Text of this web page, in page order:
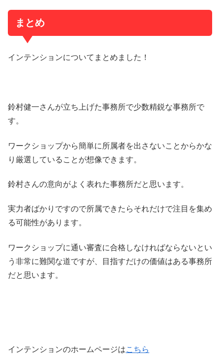
まとめ
インテンションについてまとめました！
鈴村健一さんが立ち上げた事務所で少数精鋭な事務所で
す。
ワークショップから簡単に所属者を出さないことからかな
り厳選していることが想像できます。
鈴村さんの意向がよく表れた事務所だと思います。
実力者ばかりですので所属できたらそれだけで注目を集め
る可能性があります。
ワークショップに通い審査に合格しなければならないとい
う非常に難関な道ですが、目指すだけの価値はある事務所
だと思います。
インテンションのホームページはこちら